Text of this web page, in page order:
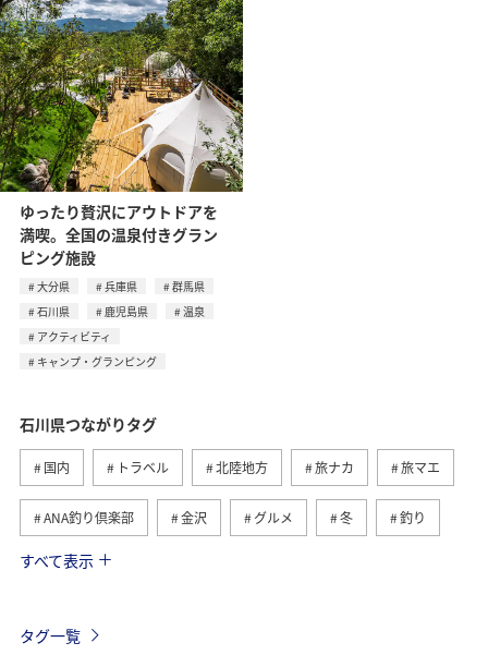
ゆったり贅沢にアウトドアを
満喫。全国の温泉付きグラン
ピング施設
大分県 兵庫県
群馬県
石川県
鹿児島県
温泉
アクティビティ
キャンプ・グランピング
石川県つながりタグ
国内 トラベル 北陸地方 旅ナカ 旅マエ
ANA釣り倶楽部 金沢 グルメ 冬 釣り
夏 秋
すべて表示
タグ一覧